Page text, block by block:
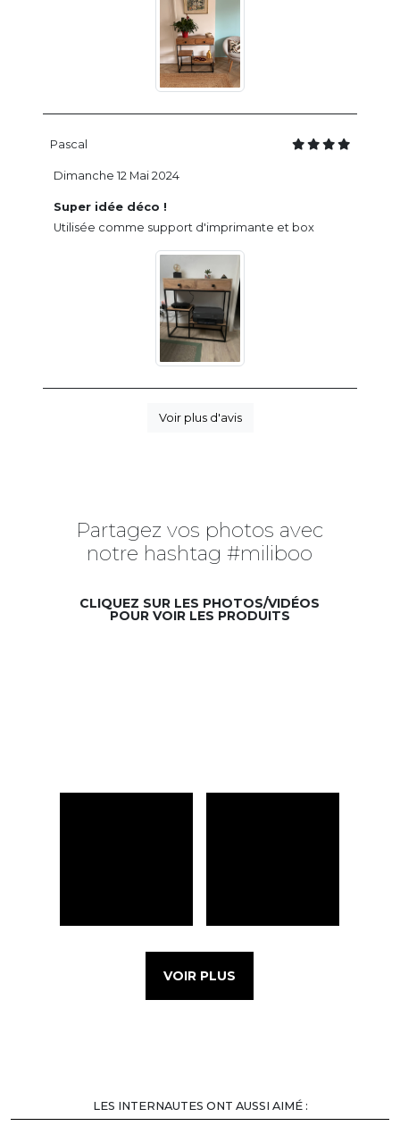
Pascal
Super idée déco !
Utilisée comme support d'imprimante et box
Dimanche 12 Mai 2024
Voir plus d'avis
Partagez vos photos avec
notre hashtag #miliboo
CLIQUEZ SUR LES PHOTOS/VIDÉOS
POUR VOIR LES PRODUITS
VOIR PLUS
LES INTERNAUTES ONT AUSSI AIMÉ :